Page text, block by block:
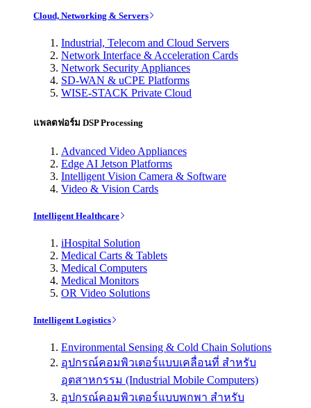
Cloud, Networking & Servers
Industrial, Telecom and Cloud Servers
Network Interface & Acceleration Cards
Network Security Appliances
SD-WAN & uCPE Platforms
WISE-STACK Private Cloud
แพลตฟอร์ม DSP Processing
Advanced Video Appliances
Edge AI Jetson Platforms
Intelligent Vision Camera & Software
Video & Vision Cards
Intelligent Healthcare
iHospital Solution
Medical Carts & Tablets
Medical Computers
Medical Monitors
OR Video Solutions
Intelligent Logistics
Environmental Sensing & Cold Chain Solutions
อุปกรณ์คอมพิวเตอร์แบบเคลื่อนที่ สำหรับ
อุตสาหกรรม (Industrial Mobile Computers)
อุปกรณ์คอมพิวเตอร์แบบพกพา สำหรับ